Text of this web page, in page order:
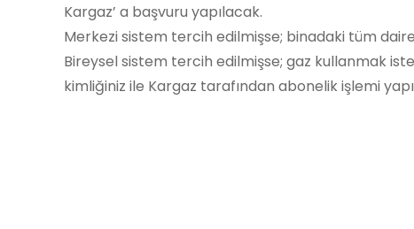
Kargaz’ a başvuru yapılacak.
Merkezi sistem tercih edilmişse; binadaki tüm
Bireysel sistem tercih edilmişse; gaz kullanmak
kimliğiniz ile Kargaz tarafından abonelik işlemi